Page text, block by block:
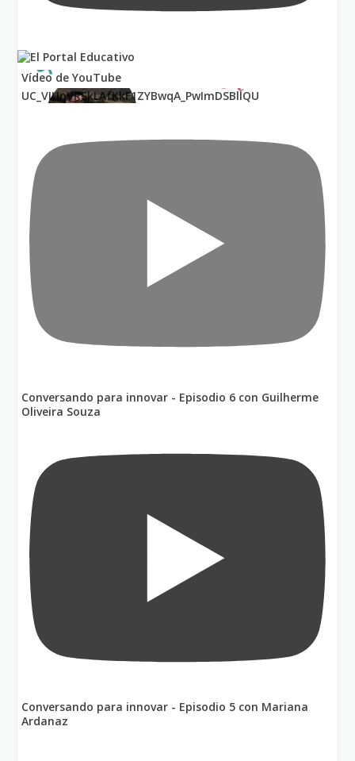
Vídeo de YouTube
UC_VIUnVRSkLAfKkF1ZYBwqA_PwImDSBllQU
Conversando para innovar - Episodio 6 con Guilherme
Oliveira Souza
Conversando para innovar - Episodio 5 con Mariana
Ardanaz